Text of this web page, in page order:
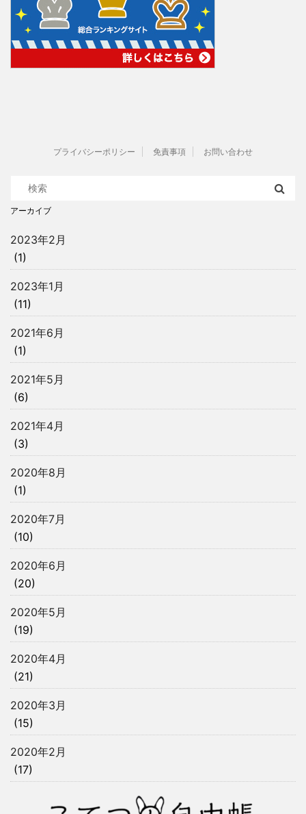
プライバシーポリシー 免責事項 お問い合わせ
アーカイブ
2023年2月
(1)
2023年1月
(11)
2021年6月
(1)
2021年5月
(6)
2021年4月
(3)
2020年8月
(1)
2020年7月
(10)
2020年6月
(20)
2020年5月
(19)
2020年4月
(21)
2020年3月
(15)
2020年2月
(17)